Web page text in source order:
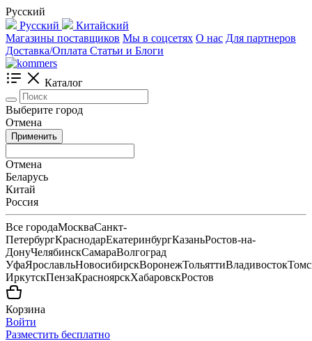
Русский
Русский
Китайский
Магазины поставщиков Мы в соцсетях О нас Для партнеров
Доставка/Оплата Статьи и Блоги
Каталог
Выберите город
Отмена
Применить
Отмена
Беларусь
Китай
Россия
Все городаМоскваСанкт-
ПетербургКраснодарЕкатеринбургКазаньРостов-на-
ДонуЧелябинскСамараВолгоград
УфаЯрославльНовосибирскВоронежТольяттиВладивосток
ИркутскПензаКрасноярскХабаровскРостов
Корзина
Войти
Разместить бесплатно